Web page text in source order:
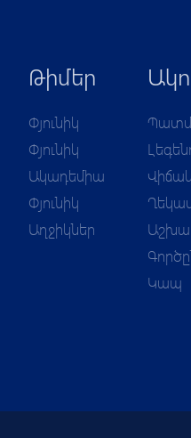
Թիմեր
Փյունիկ
Փյունիկ
Ակադեմիա
Փյունիկ
Աղջիկներ
Կապ